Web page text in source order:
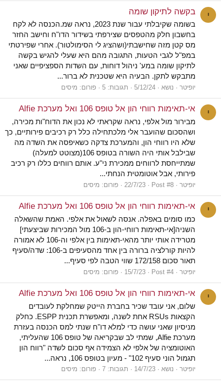
י בקשה לתיקון שומה
בשומה שקיבלתי עבור שנת 2023, נראה שמ.הכנסה לא לקח
בחשבון חלק מהטפסים שצירפתי בשידור הדו"ח וחישב החזר
מס קטן מזה שחישבתי(ושהציג לי הסימולטור). אחרי שפירטתי
במפ"ל לגבי הטעות, התגובה מהם היא שעלי להגיש בקשה
לתיקון שומה במע' ניהול דוחות, עם השדות הספציפיים שאני
מתבקש לתקן. הבעיה היא שטכנית לא ברור...
יופיטר נושא 5/12/24 תגובות: 5 פורום: מיסים
י אי-תאימות רווחי הון אל טופס 106 ואל מערכת Alfie
מבירור מול אלפי, נראה שקראתי לא נכון את הדוח"ות מכירה,
ושהסכום שהועבר אלי מלכתחילה כלל רק רכיבים פירותיים, כך
שלא היו רווחי הון, והמערכת צדקה כשאיפסה את השדה מה
שבילבל אותי היה השורה בטופס 106(מצוטט למעלה)
שמתייחסת לרווחים ממכירת ני"ע. אותם רווחים כללו רק רכיב
פירותי, אבל אוטומטית הנחתי...
יופיטר Post #8
22/7/23 פורום: מיסים
י אי-תאימות רווחי הון אל טופס 106 ואל מערכת Alfie
כמו סומים באפלה. אנסה לשאול את אלפי. האמת שהשאלה
השניה[אי-תאימות רווחי-הון ב-106 מול המכירות שביצעתי]
מטרידה אותי יותר מהאי-תאימות בין אלפי וה-106 לא אמורה
להיות קורלציה ברורה בין אחד מהסעיפים ב-106: שדה/סעיף
תאור סכום 172/158 שווי הטבה לפי סעיף...
יופיטר Post #4
15/7/23 פורום: מיסים
י אי-תאימות רווחי הון אל טופס 106 ואל מערכת Alfie
שלום, אני עובד שכיר בחברת הייטק שמחלקת לעובדים
הקצאות RSUs אחת לשנה, ומאפשרת תכנית ESPP. כחלק
מניסיון שאני עושה כדי למלא דו"ח שנתי למס הכנסה בעזרת
מערכת Alfie, שמתי לב שבקריאה של טופס 106 שהעליתי,
האוטומציה של אלפי לא הצמידה אף סכום לשדה "רווח הון
תגמול הוני סעיף 102" - מעיון בטופס 106, נראה...
יופיטר נושא 14/7/23 תגובות: 7 פורום: מיסים